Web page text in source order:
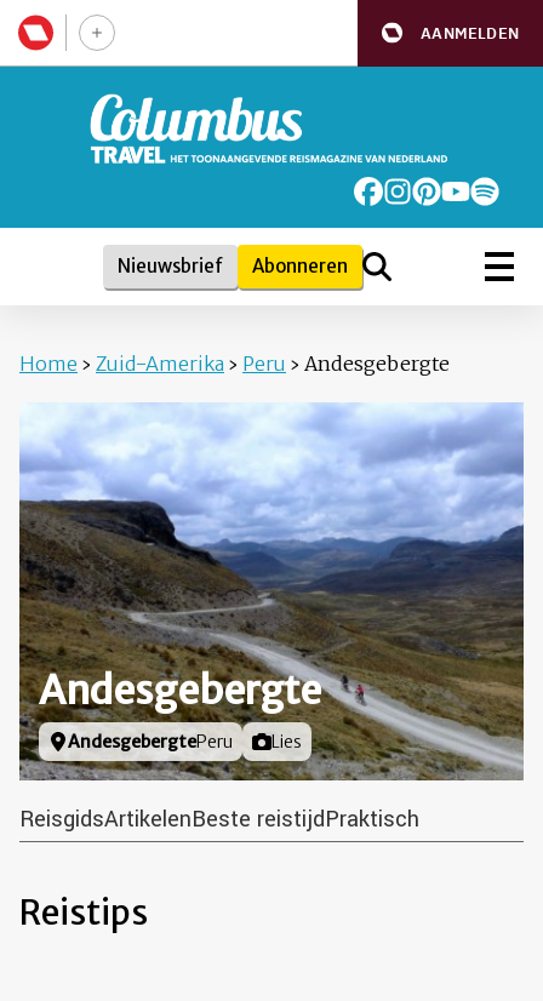
AANMELDEN
Nieuwsbrief Abonneren
Home › Zuid-Amerika › Peru › Andesgebergte
Andesgebergte
Locatie
AndesgebergtePeru Foto door
Lies
ReisgidsArtikelenBeste reistijdPraktisch
Reistips